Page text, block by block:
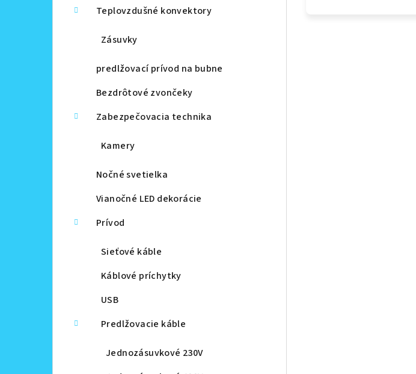
Teplovzdušné konvektory
Zásuvky
predlžovací prívod na bubne
Bezdrôtové zvončeky
Zabezpečovacia technika
Kamery
Nočné svetielka
Vianočné LED dekorácie
Prívod
Sieťové káble
Káblové príchytky
USB
Predlžovacie káble
Jednozásuvkové 230V